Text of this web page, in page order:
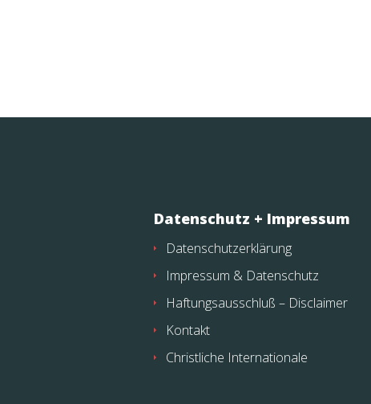
Datenschutz + Impressum
Datenschutzerklärung
Impressum & Datenschutz
Haftungsausschluß – Disclaimer
Kontakt
Christliche Internationale